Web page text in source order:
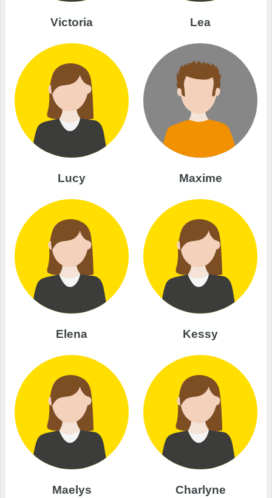
Victoria Lea
Lucy Maxime
Elena Kessy
Maelys Charlyne